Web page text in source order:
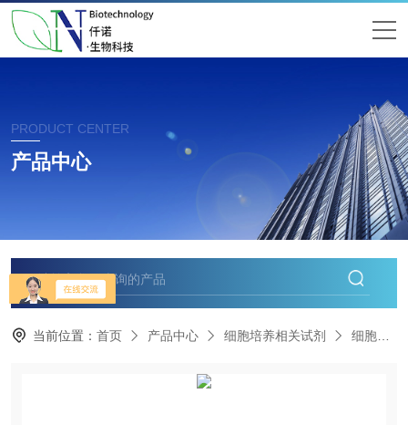
PRODUCT CENTER
产品中心
当前位置： 首页 产品中心 细胞培养相关试剂 细胞转染试剂